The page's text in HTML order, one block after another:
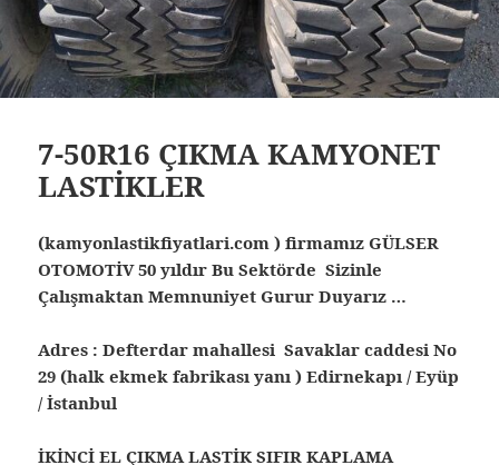
7-50R16 ÇIKMA KAMYONET
LASTİKLER
(kamyonlastikfiyatlari.com ) firmamız GÜLSER
OTOMOTİV 50 yıldır Bu Sektörde Sizinle
Çalışmaktan Memnuniyet Gurur Duyarız …
Adres : Defterdar mahallesi Savaklar caddesi No
29 (halk ekmek fabrikası yanı ) Edirnekapı / Eyüp
/ İstanbul
İKİNCİ EL ÇIKMA LASTİK SIFIR KAPLAMA